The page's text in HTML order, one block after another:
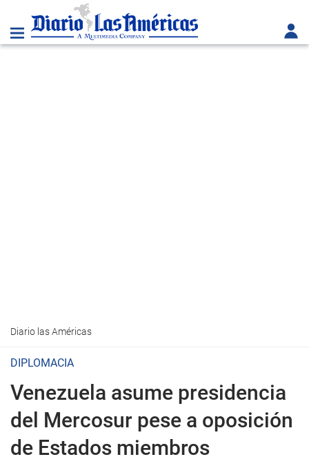
Diario las Américas
DIPLOMACIA
Venezuela asume presidencia
del Mercosur pese a oposición
de Estados miembros